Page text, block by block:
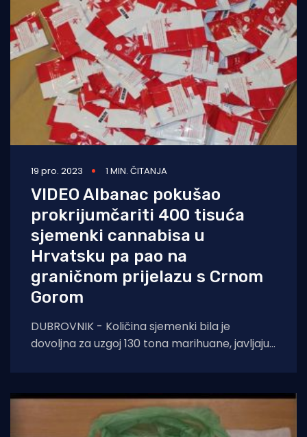
19 pro. 2023 1 MIN. ČITANJA
VIDEO Albanac pokušao
prokrijumčariti 400 tisuća
sjemenki cannabisa u
Hrvatsku pa pao na
graničnom prijelazu s Crnom
Gorom
DUBROVNIK - Količina sjemenki bila je
dovoljna za uzgoj 130 tona marihuane, javljaju